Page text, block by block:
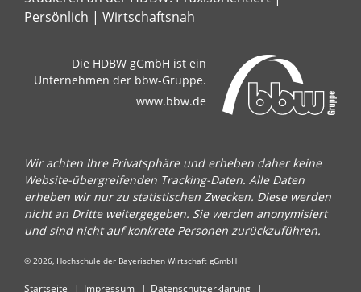
Persönlich | Wirtschaftsnah
Die HDBW gGmbH ist ein
Unternehmen der bbw-Gruppe.
www.bbw.de
Wir achten Ihre Privatsphäre und erheben daher keine
Website-übergreifenden Tracking-Daten. Alle Daten
erheben wir nur zu statistischen Zwecken. Diese werden
nicht an Dritte weitergegeben. Sie werden anonymisiert
und sind nicht auf konkrete Personen zurückzuführen.
© 2026, Hochschule der Bayerischen Wirtschaft gGmbH
Startseite Impressum Datenschutzerklärung